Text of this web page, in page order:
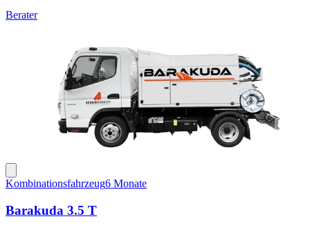
Berater
Kombinationsfahrzeug6 Monate
Barakuda 3.5 T